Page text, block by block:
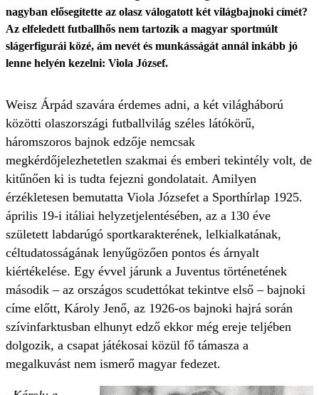
nagyban elősegítette az olasz válogatott két világbajnoki címét?
Az elfeledett futballhős nem tartozik a magyar sportmúlt
slágerfigurái közé, ám nevét és munkásságát annál inkább jó
lenne helyén kezelni: Viola József.
Weisz Árpád szavára érdemes adni, a két világháború
közötti olaszországi futballvilág széles látókörű,
háromszoros bajnok edzője nemcsak
megkérdőjelezhetetlen szakmai és emberi tekintély volt, de
kitűnően ki is tudta fejezni gondolatait. Amilyen
érzékletesen bemutatta Viola Józsefet a Sporthírlap 1925.
április 19-i itáliai helyzetjelentésében, az a 130 éve
született labdarúgó sportkarakterének, lelkialkatának,
céltudatosságának lenyűgözően pontos és árnyalt
kiértékelése. Egy évvel járunk a Juventus történetének
második – az országos scudettókat tekintve első – bajnoki
címe előtt, Károly Jenő, az 1926-os bajnoki hajrá során
szívinfarktusban elhunyt edző ekkor még ereje teljében
dolgozik, a csapat játékosai közül fő támasza a
megalkuvást nem ismerő magyar fedezet.